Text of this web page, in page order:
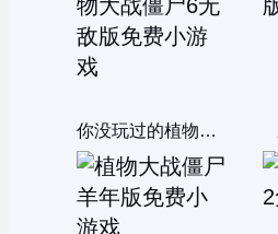
你没玩过的植物大战僵尸6无敌版